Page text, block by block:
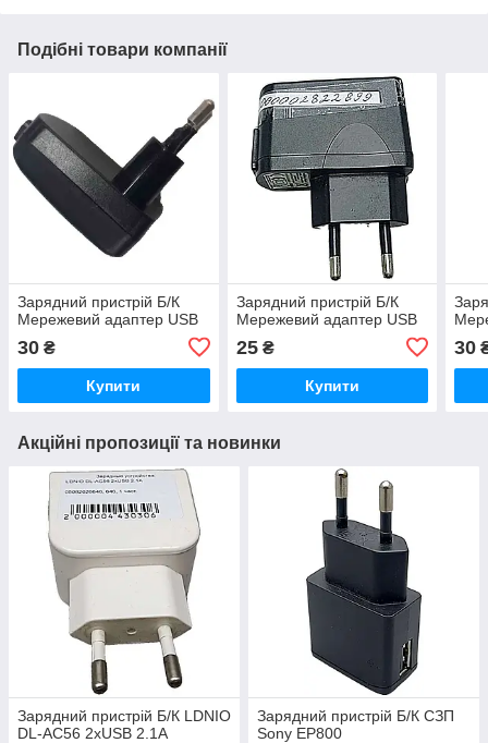
Подібні товари компанії
Зарядний пристрій Б/К
Мережевий адаптер USB
30 ₴
Купити
Зарядний пристрій Б/К
Мережевий адаптер USB
25₴
Купити
30
Акційні пропозиції та новинки
Зарядний пристрій Б/К LDNIO
DL-AC56 2xUSB 2.1A
Зарядний пристрій Б/К СЗП
Sony EP800